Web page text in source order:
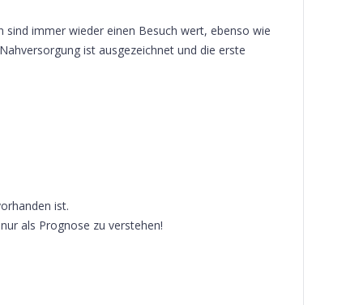
sind immer wieder einen Besuch wert, ebenso wie
ist ausgezeichnet und die erste
ist.
als Prognose zu verstehen!